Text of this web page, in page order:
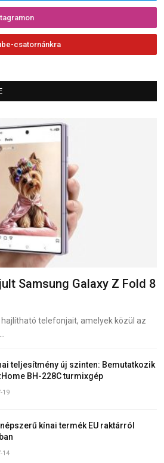
csatornánkra
Samsung Galaxy Z Fold 8
telefonjait, amelyek közül az
teljesítmény új szinten: Bemutatkozik
BH-228C turmixgép
19
kínai termék EU raktárról
14